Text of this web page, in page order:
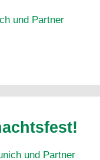
und Partner
und Partner